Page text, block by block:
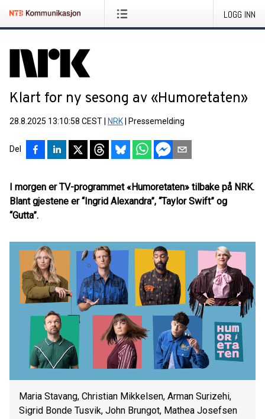
LOGG INN
Klart for ny sesong av «Humoretaten»
28.8.2025 13:10:58 CEST NRK Pressemelding
Del
I morgen er TV-programmet «Humoretaten» tilbake på NRK.
Blant gjestene er “Ingrid Alexandra”, “Taylor Swift” og
“Gutta”.
Maria Stavang, Christian Mikkelsen, Arman Surizehi,
Sigrid Bonde Tusvik, John Brungot, Mathea Josefsen